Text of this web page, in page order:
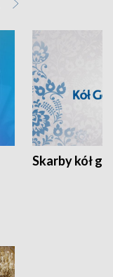
Skarby kół